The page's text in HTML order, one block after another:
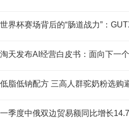
世界杯赛场背后的“肠道战力”：
淘天发布AI经营白皮书：面向下一
低脂低钠配方 三高人群驼奶粉选购
一季度中俄双边贸易额同比增长